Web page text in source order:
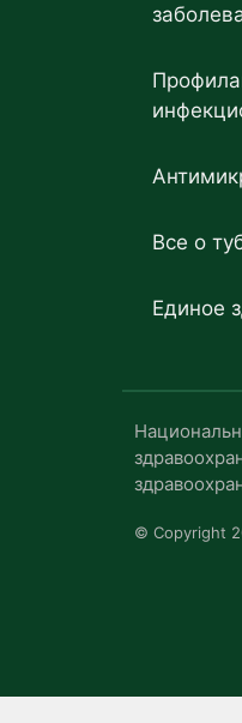
Все о
Единое
© Copyright